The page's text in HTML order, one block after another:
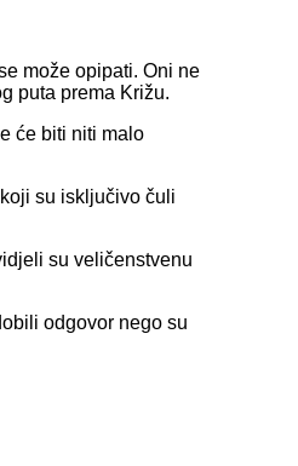
može opipati. Oni ne
puta prema Križu.
će biti niti malo
su isključivo čuli
su veličenstvenu
odgovor nego su